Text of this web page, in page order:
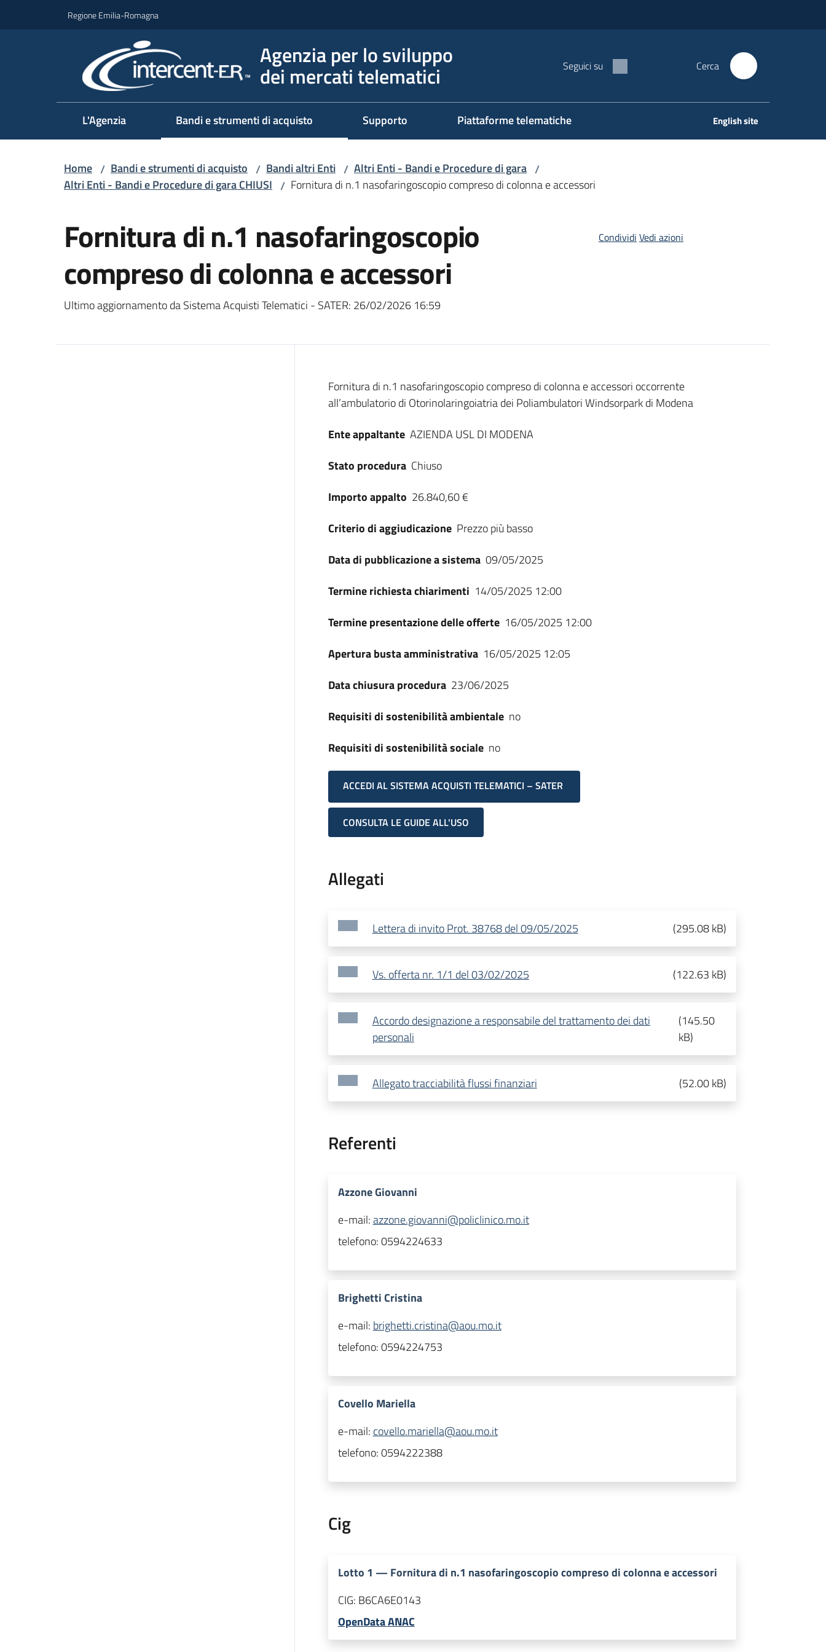
Regione Emilia-Romagna
Agenzia per lo sviluppo
dei mercati telematici Seguici su Cerca
L'Agenzia Bandi e strumenti di acquisto Supporto Piattaforme telematiche English site
Home / Bandi e strumenti di acquisto / Bandi altri Enti / Altri Enti - Bandi e Procedure di gara /
Altri Enti - Bandi e Procedure di gara CHIUSI / Fornitura di n.1 nasofaringoscopio compreso di colonna e accessori
Fornitura di n.1 nasofaringoscopio
compreso di colonna e accessori
Ultimo aggiornamento da Sistema Acquisti Telematici - SATER: 26/02/2026 16:59
Condividi Vedi azioni
Dati del bando
Fornitura di n.1 nasofaringoscopio compreso di colonna e accessori occorrente
all’ambulatorio di Otorinolaringoiatria dei Poliambulatori Windsorpark di Modena
Ente appaltante AZIENDA USL DI MODENA
Stato procedura Chiuso
Importo appalto 26.840,60 €
Criterio di aggiudicazione Prezzo più basso
Data di pubblicazione a sistema 09/05/2025
Termine richiesta chiarimenti 14/05/2025 12:00
Termine presentazione delle offerte 16/05/2025 12:00
Apertura busta amministrativa 16/05/2025 12:05
Data chiusura procedura 23/06/2025
Requisiti di sostenibilità ambientale no
Requisiti di sostenibilità sociale no
ACCEDI AL SISTEMA ACQUISTI TELEMATICI – SATER
CONSULTA LE GUIDE ALL'USO
Allegati
Lettera di invito Prot. 38768 del 09/05/2025 (295.08 kB)
Vs. offerta nr. 1/1 del 03/02/2025 (122.63 kB)
Accordo designazione a responsabile del trattamento dei dati
personali
(145.50
kB)
Allegato tracciabilità flussi finanziari (52.00 kB)
Referenti
Azzone Giovanni
e-mail:azzone.giovanni@policlinico.mo.it
telefono:0594224633
Brighetti Cristina
e-mail: brighetti.cristina@aou.mo.it
telefono:0594224753
Covello Mariella
e-mail: covello.mariella@aou.mo.it
telefono:0594222388
Cig
Lotto 1 — Fornitura di n.1 nasofaringoscopio compreso di colonna e accessori
CIG: B6CA6E0143
OpenData ANAC